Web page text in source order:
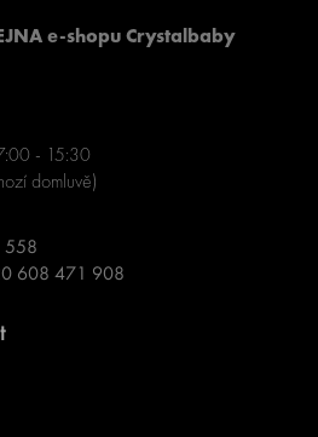
e-shopu Crystalbaby
- 15:30
domluvě)
608 471 908